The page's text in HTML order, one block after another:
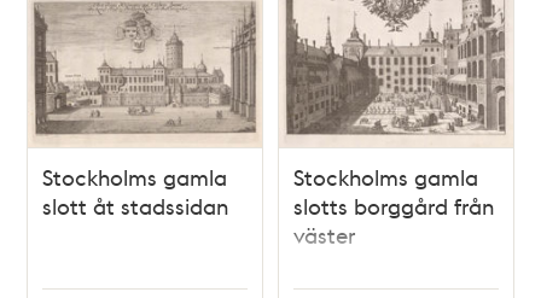
Stockholms gamla
slott åt stadssidan
Stockholms gamla
slotts borggård från
väster